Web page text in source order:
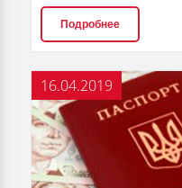
Подробнее
16.04.2019